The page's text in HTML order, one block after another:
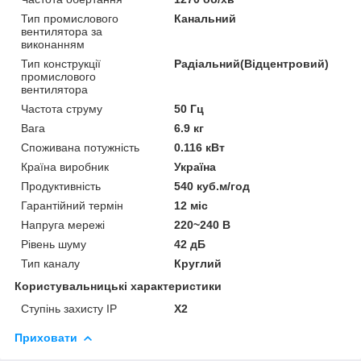
Тип промислового
вентилятора за
виконанням
Канальний
Тип конструкції
промислового
вентилятора
Радіальний(Відцентровий)
Частота струму
50 Гц
Вага
6.9 кг
Споживана потужність
0.116 кВт
Країна виробник
Україна
Продуктивність
540 куб.м/год
Гарантійний термін
12 міс
Напруга мережі
220~240 В
Рівень шуму
42 дБ
Тип каналу
Круглий
Користувальницькі характеристики
Ступінь захисту IP
Х2
Приховати